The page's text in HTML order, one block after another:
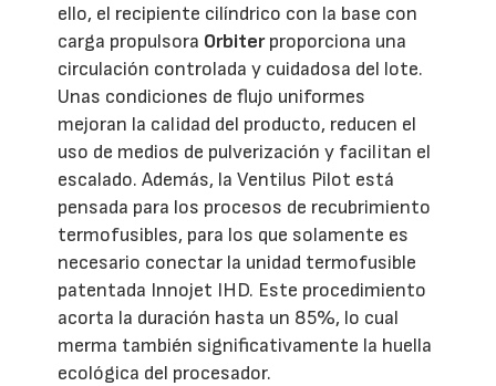
ello, el recipiente cilíndrico con la base con
carga propulsora Orbiterproporciona una
circulación controlada y cuidadosa del lote.
Unas condiciones de flujo uniformes
mejoran la calidad del producto, reducen el
uso de medios de pulverización y facilitan el
escalado. Además, la Ventilus Pilot está
pensada para los procesos de recubrimiento
termofusibles, para los que solamente es
necesario conectar la unidad termofusible
patentada Innojet IHD. Este procedimiento
acorta la duración hasta un 85%, lo cual
merma también significativamente la huella
ecológica del procesador.